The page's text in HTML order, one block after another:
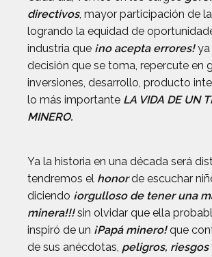
directivos, mayor participación de la
logrando la equidad de
industria que ¡no acepta errores!ya
decisión que se toma, repercute en
inversiones, desarrollo, producto
lo más importante LA VIDA DE UN
MINERO.
Ya la historia en una década será
tendremos el honorde escuchar
diciendo ¡orgulloso de tener una
minera!!!sin olvidar que ella
inspiró de un ¡Papá minero!que
de sus anécdotas, peligros, riesgos